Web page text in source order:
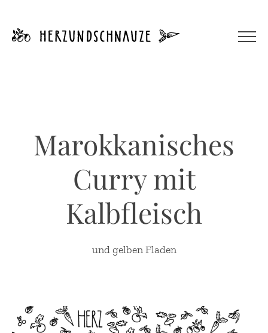
springen
Marokkanisches
Curry mit
Kalbfleisch
und gelben Fladen